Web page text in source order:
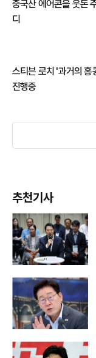
중국산 에어콘을 웃돈
디
스티븐 로치 '과거의
진행중
추천기사